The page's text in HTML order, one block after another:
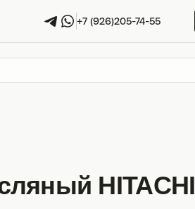
+7 (926)205-74-55
HITACHI